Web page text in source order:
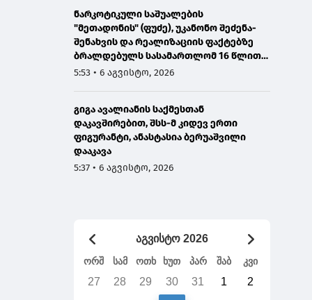
ნარკოტიკული საშუალების
"მეთადონის" (ფუძე), უკანონო შეძენა-
შენახვის და რეალიზაციის ფაქტებზე
ბრალდებულს სასამართლომ 16 წლით
პატიმრობა მიუსაჯა
5:53 • 6 აგვისტო, 2026
გიგა ავალიანის საქმესთან
დაკავშირებით, შსს-მ კიდევ ერთი
ფიგურანტი, ანასტასია ბერუაშვილი
დააკავა
5:37 • 6 აგვისტო, 2026
აგვისტო 2026
ორშ სამ ოთხ ხუთ პარ შაბ კვი
27 28 29 30 31 1 2